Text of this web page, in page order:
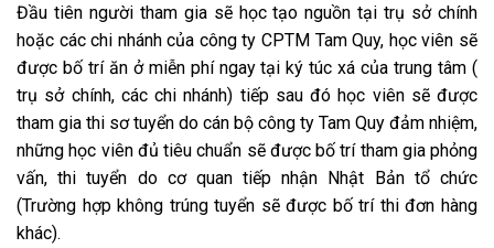
Đầu tiên người tham gia sẽ học tạo nguồn tại trụ sở chính
hoặc các chi nhánh của công ty CPTM Tam Quy, học viên sẽ
được bố trí ăn ở miễn phí ngay tại ký túc xá của trung tâm (
trụ sở chính, các chi nhánh) tiếp sau đó học viên sẽ được
tham gia thi sơ tuyển do cán bộ công ty Tam Quy đảm nhiệm,
những học viên đủ tiêu chuẩn sẽ được bố trí tham gia phỏng
vấn, thi tuyển do cơ quan tiếp nhận Nhật Bản tổ chức
(Trường hợp không trúng tuyển sẽ được bố trí thi đơn hàng
khác).